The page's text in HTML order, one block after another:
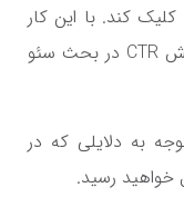
کند. با این کار
CTR در بحث سئو
به دلایلی که در
خواهید رسید.